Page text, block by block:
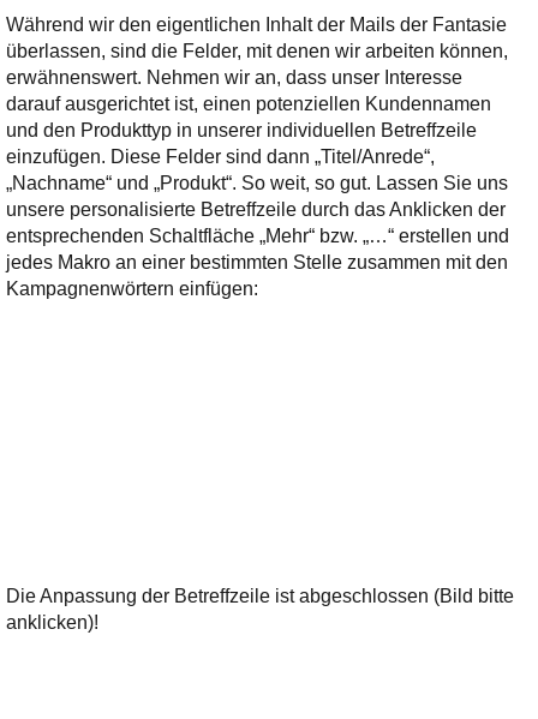
Während wir den eigentlichen Inhalt der Mails der Fantasie
überlassen, sind die Felder, mit denen wir arbeiten können,
erwähnenswert. Nehmen wir an, dass unser Interesse
darauf ausgerichtet ist, einen potenziellen Kundennamen
und den Produkttyp in unserer individuellen Betreffzeile
einzufügen. Diese Felder sind dann „Titel/Anrede“,
„Nachname“ und „Produkt“. So weit, so gut. Lassen Sie uns
unsere personalisierte Betreffzeile durch das Anklicken der
entsprechenden Schaltfläche „Mehr“ bzw. „…“ erstellen und
jedes Makro an einer bestimmten Stelle zusammen mit den
Kampagnenwörtern einfügen:
Die Anpassung der Betreffzeile ist abgeschlossen (Bild bitte
anklicken)!